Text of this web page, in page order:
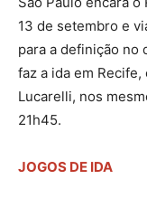
13 de setembro e
para a definição no
faz a ida em
Lucarelli, nos
21h45.
JOGOS DE IDA